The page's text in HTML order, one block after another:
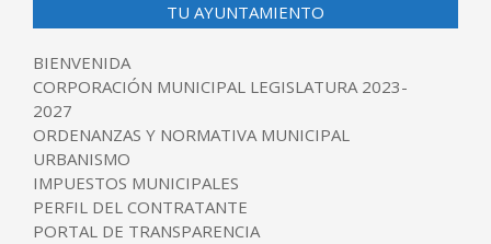
TU AYUNTAMIENTO
BIENVENIDA
CORPORACIÓN MUNICIPAL LEGISLATURA 2023-
2027
ORDENANZAS Y NORMATIVA MUNICIPAL
URBANISMO
IMPUESTOS MUNICIPALES
PERFIL DEL CONTRATANTE
PORTAL DE TRANSPARENCIA